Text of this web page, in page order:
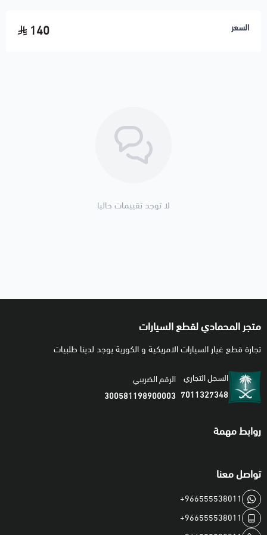
4.6L V8 - Gas
السعر 140
لا توجد تقييمات حاليا
متجر المحمادي لقطع السيارات
تجارة قطع غيار السيارات الامريكية و الكورية يوجد لدينا طلبيات
السجل التجاري
7011327348
الرقم الضريبي
300581198900003
روابط مهمة
تواصل معنا
+966555538011
+966555538011